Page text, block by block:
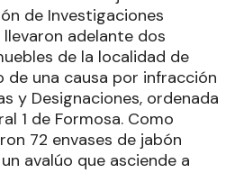
de Investigaciones
adelante dos
de la localidad de
de una causa por infracción
y Designaciones, ordenada
1 de Formosa. Como
72 envases de jabón
avalúo que asciende a